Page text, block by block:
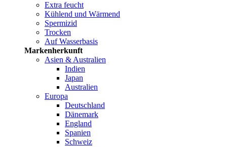
Extra feucht
Kühlend und Wärmend
Spermizid
Trocken
Auf Wasserbasis
Markenherkunft
Asien & Australien
Indien
Japan
Australien
Europa
Deutschland
Dänemark
England
Spanien
Schweiz